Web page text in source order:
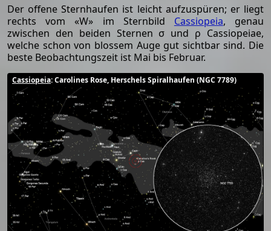
Der offene Sternhaufen ist leicht aufzuspüren; er liegt
rechts vom «W» im Sternbild Cassiopeia, genau
zwischen den beiden Sternen σ und ρ Cassiopeiae,
welche schon von blossem Auge gut sichtbar sind. Die
beste Beobachtungszeit ist Mai bis Februar.
Cassiopeia: Carolines Rose, Herschels Spiralhaufen (NGC 7789)